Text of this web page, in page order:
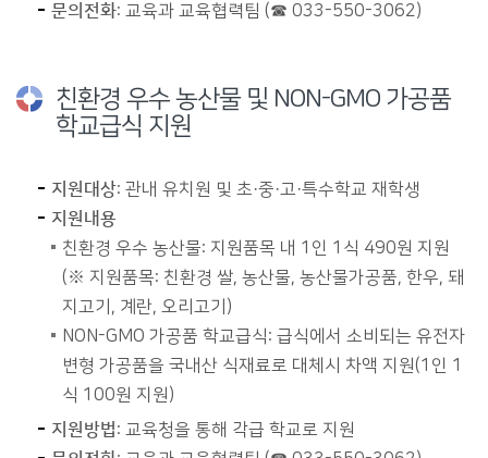
문의전화: 교육과 교육협력팀 (☎ 033-550-3062)
친환경 우수 농산물 및 NON-GMO 가공품
학교급식 지원
지원대상: 관내 유치원 및 초·중·고·특수학교 재학생
지원내용
친환경 우수 농산물: 지원품목 내 1인 1식 490원 지원
(※ 지원품목: 친환경 쌀, 농산물, 농산물가공품, 한우, 돼
지고기, 계란, 오리고기)
NON-GMO 가공품 학교급식: 급식에서 소비되는 유전자
변형 가공품을 국내산 식재료로 대체시 차액 지원(1인 1
식 100원 지원)
지원방법: 교육청을 통해 각급 학교로 지원